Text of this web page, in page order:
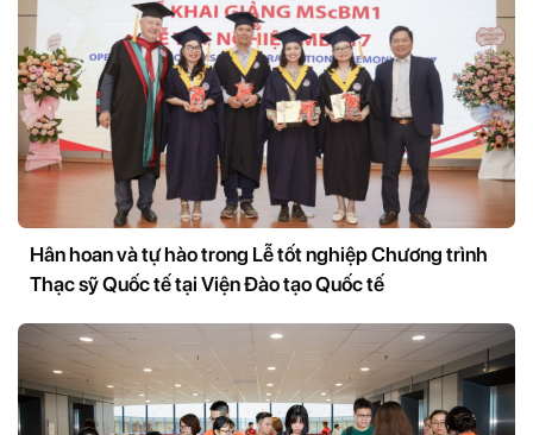
Hân hoan và tự hào trong Lễ tốt nghiệp Chương trình
Thạc sỹ Quốc tế tại Viện Đào tạo Quốc tế